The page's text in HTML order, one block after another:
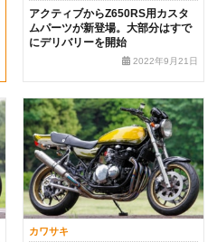
アクティブからZ650RS用カスタ
ムパーツが新登場。大部分はすで
にデリバリーを開始
2022年9月21日
カワサキ